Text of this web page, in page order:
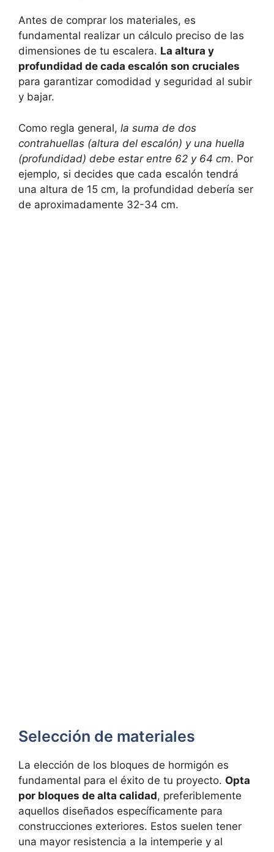
Antes de comprar los materiales, es
fundamental realizar un cálculo preciso de las
dimensiones de tu escalera. La altura y
profundidad de cada escalón son cruciales
para garantizar comodidad y seguridad al subir
y bajar.
Como regla general, la suma de dos
contrahuellas (altura del escalón) y una huella
(profundidad) debe estar entre 62 y 64 cm. Por
ejemplo, si decides que cada escalón tendrá
una altura de 15 cm, la profundidad debería ser
de aproximadamente 32-34 cm.
Selección de materiales
La elección de los bloques de hormigón es
fundamental para el éxito de tu proyecto. Opta
por bloques de alta calidad, preferiblemente
aquellos diseñados específicamente para
construcciones exteriores. Estos suelen tener
una mayor resistencia a la intemperie y al